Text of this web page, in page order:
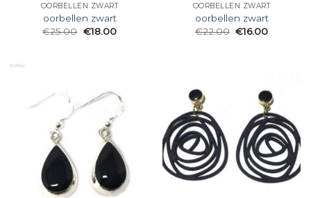
OORBELLEN ZWART
oorbellen zwart
€25.00 €18.00
OORBELLEN ZWART
oorbellen zwart
€22.00 €16.00